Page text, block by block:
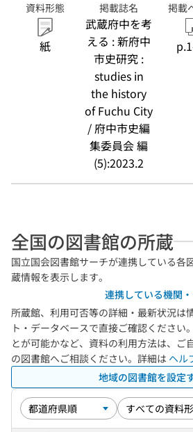
資料形態
紙
掲載誌名
武蔵府中を考
える : 新府中
市史研究 :
studies in
the history
of Fuchu City
/ 府中市史編
集委員会 編
(5):2023.2
掲載
全国の図書館の所蔵
国立国会図書館サーチが連携している各
蔵情報を表示します。
連携している機関
所蔵館、利用可否等の詳細・最新状況は
ト・データベースで直接ご確認ください
とが可能かなど、資料の利用方法は、ご
の図書館へご相談ください。詳細は ヘル
地域の図書館を設定